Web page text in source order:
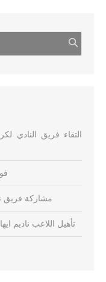
مشاركة فريق
تأهيل اللاعب ناديم